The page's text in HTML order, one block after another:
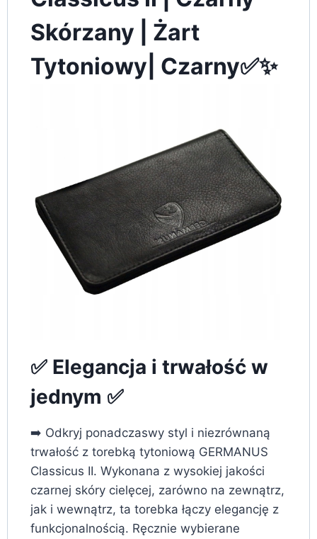
Skórzany | Żart
Tytoniowy| Czarny✅✨
✅ Elegancja i trwałość w
jednym ✅
➡️ Odkryj ponadczaswy styl i niezrównaną
trwałość z torebką tytoniową GERMANUS
Classicus II. Wykonana z wysokiej jakości
czarnej skóry cielęcej, zarówno na zewnątrz,
jak i wewnątrz, ta torebka łączy elegancję z
funkcjonalnością. Ręcznie wybierane